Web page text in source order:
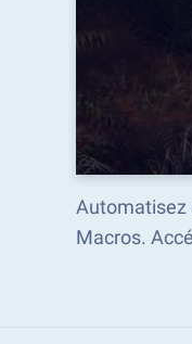
Automatisez
Macros.